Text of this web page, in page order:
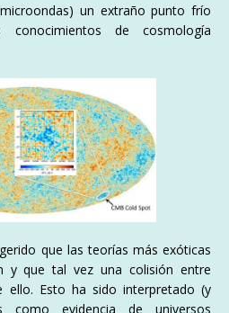
un extraño punto frío
conocimientos de cosmología
que las teorías más exóticas
y que tal vez una colisión entre
ello. Esto ha sido interpretado (y
como evidencia de universos